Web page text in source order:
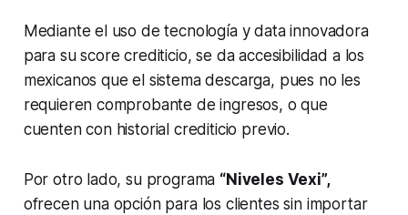
Mediante el uso de tecnología y data innovadora
para suscore crediticio, se da accesibilidad a los
mexicanos que el sistema descarga, pues no les
requieren comprobante de ingresos, o que
cuenten con historial crediticio previo.
Por otro lado, su programa “Niveles Vexi”,
ofrecen una opción para los clientes sin importar